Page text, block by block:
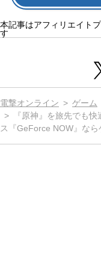
本記事はアフィリエイト
す
電撃オンライン ゲーム
『原神』を旅先でも
ス『GeForce NOW』な